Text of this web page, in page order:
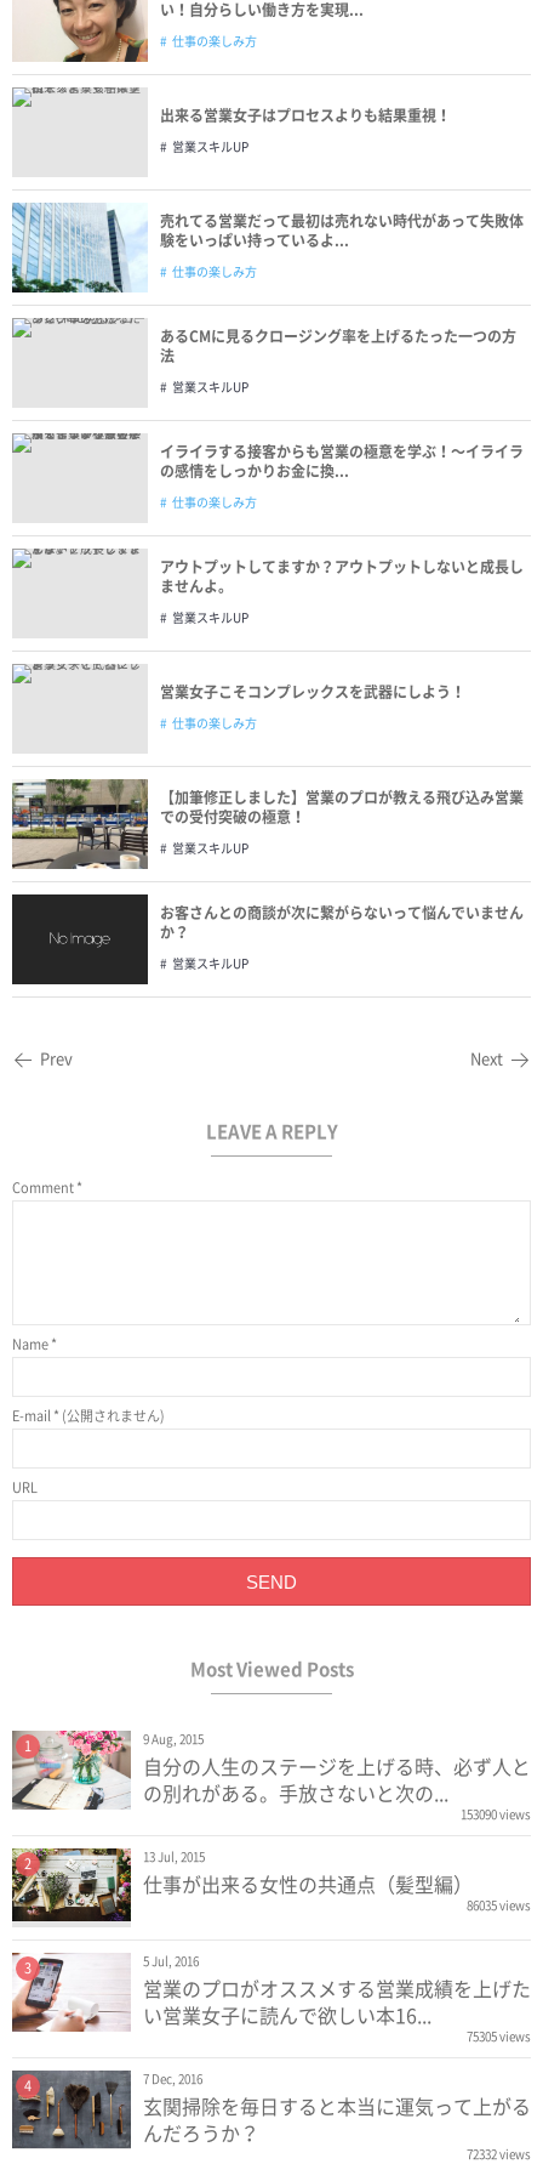
い！自分らしい働き方を実現...
仕事の楽しみ方
出来る営業女子はプロセスよりも結果重視！
営業スキルUP
売れてる営業だって最初は売れない時代があって失敗体
験をいっぱい持っているよ...
仕事の楽しみ方
あるCMに見るクロージング率を上げるたった一つの方
法
営業スキルUP
イライラする接客からも営業の極意を学ぶ！〜イライラ
の感情をしっかりお金に換...
仕事の楽しみ方
アウトプットしてますか？アウトプットしないと成長し
ませんよ。
営業スキルUP
営業女子こそコンプレックスを武器にしよう！
仕事の楽しみ方
【加筆修正しました】営業のプロが教える飛び込み営業
での受付突破の極意！
営業スキルUP
お客さんとの商談が次に繋がらないって悩んでいません
か？
営業スキルUP
Prev Next
LEAVE A REPLY
Comment*
Name*
E-mail* (公開されません)
URL
Most Viewed Posts
9 Aug, 2015
自分の人生のステージを上げる時、必ず人と
の別れがある。手放さないと次の...
153090 views
1
13 Jul, 2015
仕事が出来る女性の共通点（髪型編）
86035 views
2
5 Jul, 2016
営業のプロがオススメする営業成績を上げた
い営業女子に読んで欲しい本16...
75305 views
3
7 Dec, 2016
玄関掃除を毎日すると本当に運気って上がる
んだろうか？
72332 views
4